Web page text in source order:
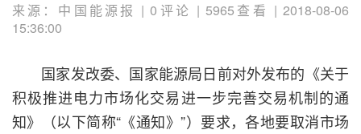
来源：中国能源报 | 0评论 | 5965查看 | 2018-08-06
15:36:00
国家发改委、国家能源局日前对外发布的《关于
积极推进电力市场化交易进一步完善交易机制的通
知》（以下简称“《通知》”）要求，各地要取消市场